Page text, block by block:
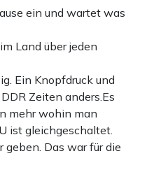
ein und wartet was
Land über jeden
Ein Knopfdruck und
Zeiten anders.Es
mehr wohin man
ist gleichgeschaltet.
Das war für die